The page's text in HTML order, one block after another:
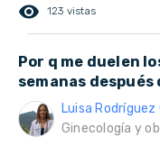
remove_red_eye 123 vistas
Por q me duelen
semanas después
Luisa Rodríguez
Ginecología y